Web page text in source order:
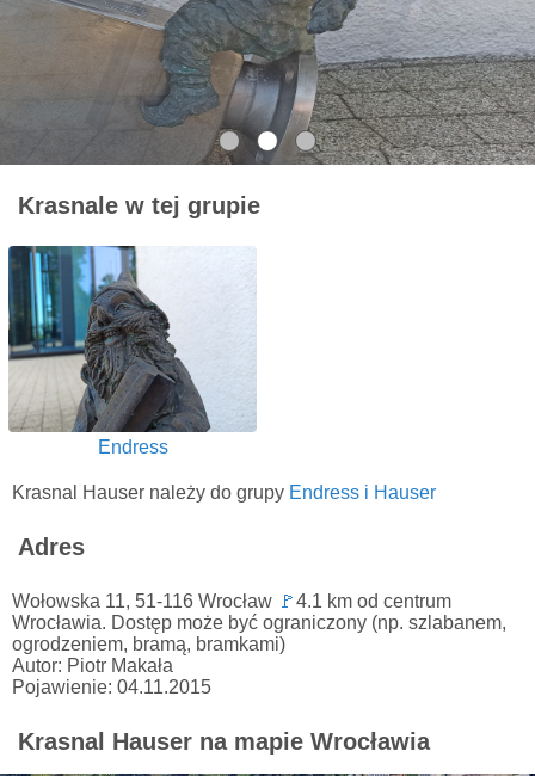
Krasnale w tej grupie
Endress
Krasnal Hauser należy do grupy Endress i Hauser
Adres
Wołowska 11, 51-116 Wrocław 🚩4.1 km od centrum
Wrocławia. Dostęp może być ograniczony (np. szlabanem,
ogrodzeniem, bramą, bramkami)
Autor: Piotr Makała
Pojawienie: 04.11.2015
Krasnal Hauser na mapie Wrocławia